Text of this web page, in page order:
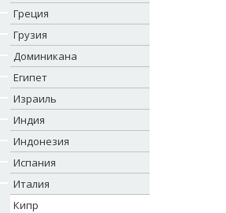
Греция
Грузия
Доминикана
Египет
Израиль
Индия
Индонезия
Испания
Италия
Кипр